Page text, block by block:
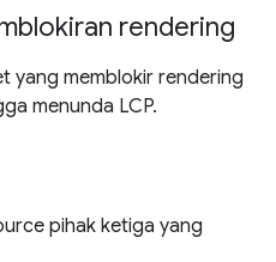
rendering
yang memblokir rendering
menunda LCP.
pihak ketiga yang